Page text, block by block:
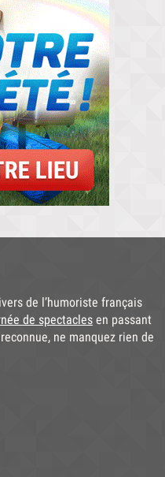
de l’humoriste français
de spectacles en passant
ne manquez rien de